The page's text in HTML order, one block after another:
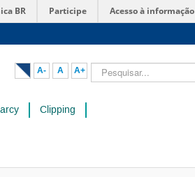
BR Participe Acesso à informação
A- A A+ Pesquisar...
Clipping